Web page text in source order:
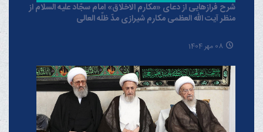
شرح فرازهایی از دعای «مکارم الاخلاق» امام سجّاد علیه السلام از
منظر آیت الله العظمی مکارم شیرازی مدّ ظلّه العالی
08 مهر 1404